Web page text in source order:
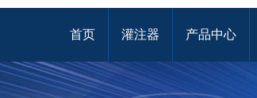
首页 灌注器 产品中心